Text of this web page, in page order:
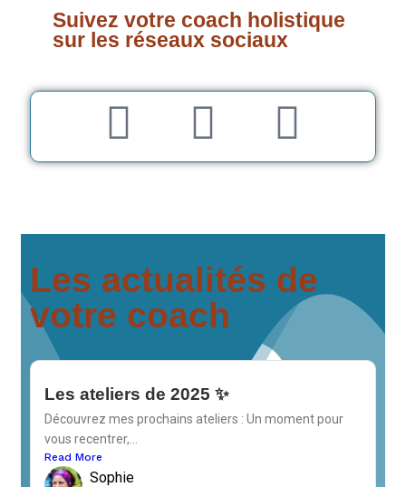
Suivez votre coach holistique
sur les réseaux sociaux
Les actualités de
votre coach
Les ateliers de 2025 ✨
Découvrez mes prochains ateliers : Un moment pour
vous recentrer,...
Read More
Sophie